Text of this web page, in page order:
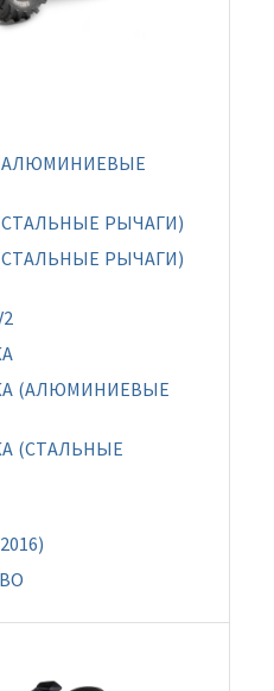
РЫЧАГИ)
РЫЧАГИ)
(АЛЮМИНИЕВЫЕ
(СТАЛЬНЫЕ